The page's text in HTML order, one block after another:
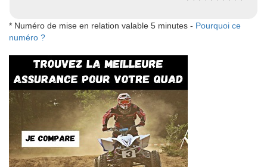
* Numéro de mise en relation valable 5 minutes - Pourquoi ce
numéro ?